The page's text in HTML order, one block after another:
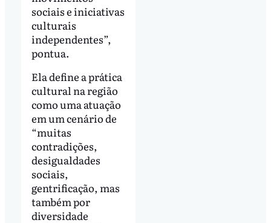
sociais e iniciativas
culturais
independentes”,
pontua.
Ela define a prática
cultural na região
como uma atuação
em um cenário de
“muitas
contradições,
desigualdades
sociais,
gentrificação, mas
também por
diversidade